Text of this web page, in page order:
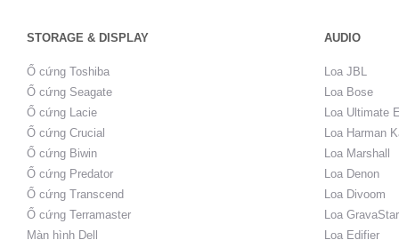
STORAGE & DISPLAY AUDIO
Ổ cứng Toshiba
Ổ cứng Seagate
Ổ cứng Lacie
Ổ cứng Crucial
Ổ cứng Biwin
Ổ cứng Predator
Ổ cứng Transcend
Ổ cứng Terramaster
Màn hình Dell
Loa JBL
Loa Bose
Loa Ultimate
Loa Harman
Loa Marshall
Loa Denon
Loa Divoom
Loa GravaStar
Loa Edifier